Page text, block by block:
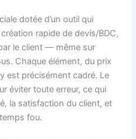
dotée d’un outil qui
rapide de devis/BDC,
le client — même sur
Chaque élément, du prix
est précisément cadré. Le
éviter toute erreur, ce qui
la satisfaction du client, et
fou.